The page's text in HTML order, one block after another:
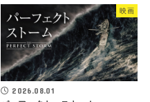
映画
2026.08.01